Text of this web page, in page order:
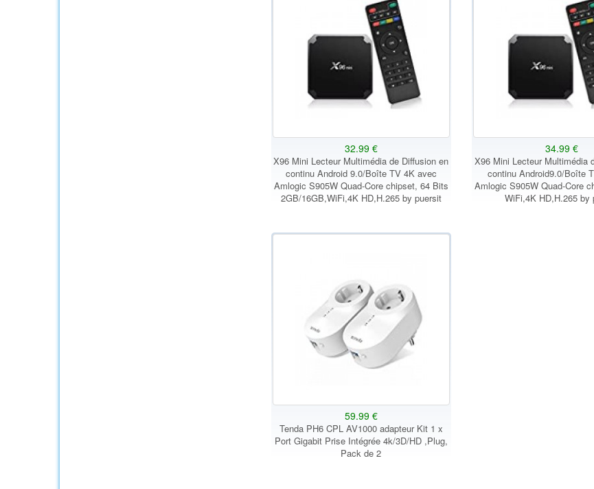
32.99 €
X96 Mini Lecteur Multimédia de Diffusion en
continu Android 9.0/Boîte TV 4K avec
Amlogic S905W Quad-Core chipset, 64 Bits
2GB/16GB,WiFi,4K HD,H.265 by puersit
34.99 €
X96 Mini Lecteur Multimédia
continu Android9.0/Boîte
Amlogic S905W Quad-Core
WiFi,4K HD,H.265 by
59.99 €
Tenda PH6 CPL AV1000 adapteur Kit 1 x
Port Gigabit Prise Intégrée 4k/3D/HD ,Plug,
Pack de 2